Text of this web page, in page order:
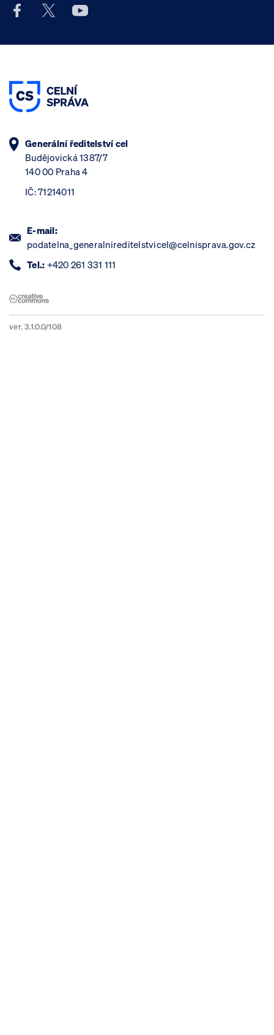
Facebook účet Celní správy ČR
X účet Celní správy ČR
Youtube účet Celní správy ČR
Generální ředitelství cel
Budějovická 1387/7
140 00 Praha 4
IČ: 71214011
E-mail:
podatelna_generalnireditelstvicel@celnisprava.gov.cz
Tel.: +420 261 331 111
ver. 3.1.0.0/108